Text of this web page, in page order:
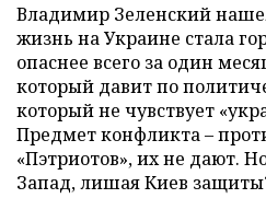
Владимир Зеленский
жизнь на Украине стала
опаснее всего за один
который давит по
который не чувствует
Предмет конфликта –
«Пэтриотов», их не дают.
Запад, лишая Киев